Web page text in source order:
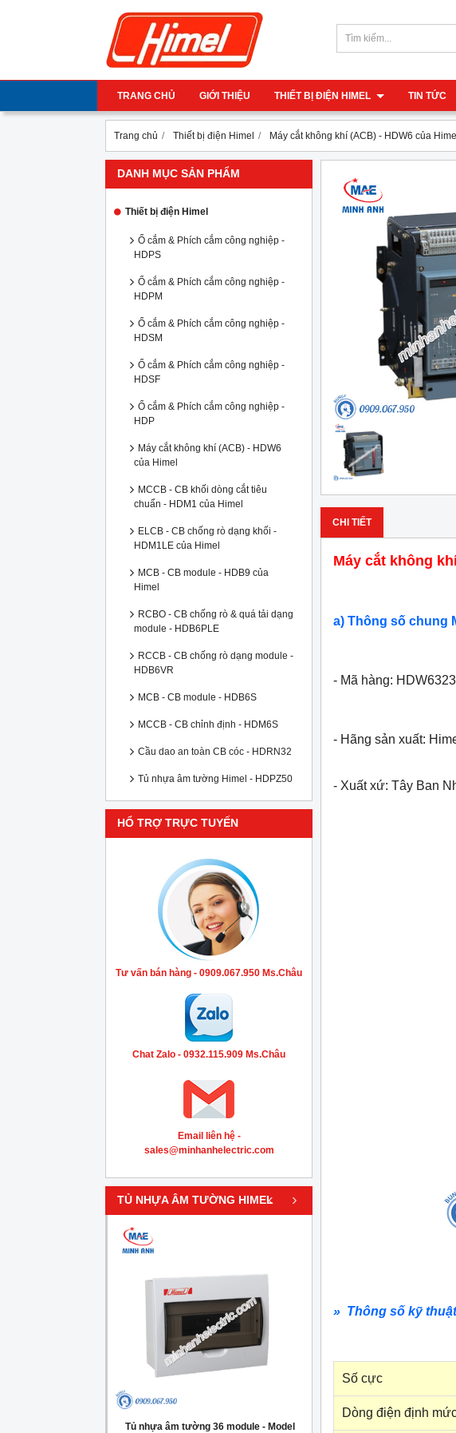
TRANG CHỦ GIỚI THIỆU THIẾT BỊ ĐIỆN HIMEL TIN TỨC
Trang chủ Thiết bị điện Himel Máy cắt không khí (ACB) - HDW6 của Himel
DANH MỤC SẢN PHẨM
Thiết bị điện Himel
Ổ cắm & Phích cắm công nghiệp -
HDPS
Ổ cắm & Phích cắm công nghiệp -
HDPM
Ổ cắm & Phích cắm công nghiệp -
HDSM
Ổ cắm & Phích cắm công nghiệp -
HDSF
Ổ cắm & Phích cắm công nghiệp -
HDP
Máy cắt không khí (ACB) - HDW6
của Himel
MCCB - CB khối dòng cắt tiêu
chuẩn - HDM1 của Himel
ELCB - CB chống rò dạng khối -
HDM1LE của Himel
MCB - CB module - HDB9 của
Himel
RCBO - CB chống rò & quá tải dạng
module - HDB6PLE
RCCB - CB chống rò dạng module -
HDB6VR
MCB - CB module - HDB6S
MCCB - CB chỉnh định - HDM6S
Cầu dao an toàn CB cóc - HDRN32
Tủ nhựa âm tường Himel - HDPZ50
HỔ TRỢ TRỰC TUYẾN
Tư vấn bán hàng - 0909.067.950 Ms.Châu
Chat Zalo - 0932.115.909 Ms.Châu
Email liên hệ -
sales@minhanhelectric.com
TỦ NHỰA ÂM TƯỜNG HIMEL
Tủ nhựa âm tường 36 module - Model
‹ ›
CHI TIẾT
Máy cắt không
a) Thông số chung
- Mã hàng:
- Hãng sản xuất:
- Xuất xứ: Tây Ban
» Thông số kỹ
Số cực
Dòng điện định